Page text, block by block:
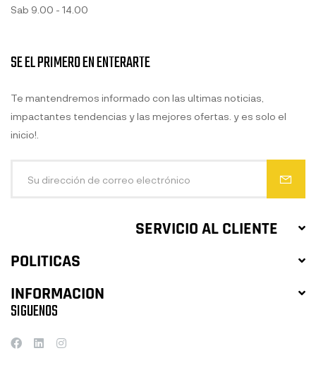
Sab 9.00 - 14.00
SERVICIO AL CLIENTE
POLITICAS
INFORMACION
SE EL PRIMERO EN ENTERARTE
Te mantendremos informado con las ultimas noticias,
impactantes tendencias y las mejores ofertas. y es solo el
inicio!.
SIGUENOS